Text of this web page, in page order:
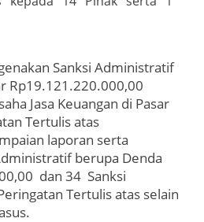
Sanksi Administratif
Rp19.121.220.000,00
Jasa Keuangan di Pasar
Tertulis atas
laporan serta
berupa Denda
dan 34 Sanksi
Tertulis atas selain